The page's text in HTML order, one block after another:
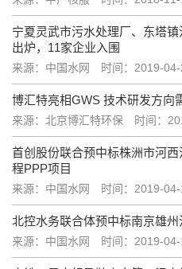
宁夏灵武市污水处理厂、东塔
出炉，11家企业入围
来源：中国水网 时间：2019-
博汇特亮相GWS 技术研发方向
来源：北京博汇特环保 时间：
首创股份联合预中标株洲市河
程PPP项目
来源：中国水网 时间：2019-
北控水务联合体预中标南京雄州
来源：中国水网 时间：2019-